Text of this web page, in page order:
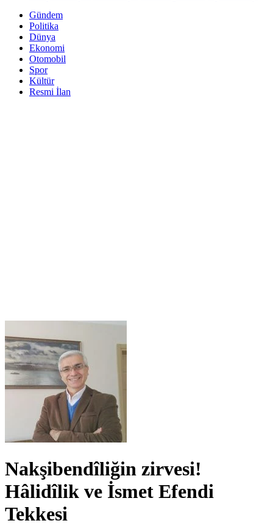
Gündem
Politika
Dünya
Ekonomi
Otomobil
Spor
Kültür
Resmi İlan
Nakşibendîliğin zirvesi!
Hâlidîlik ve İsmet Efendi
Tekkesi